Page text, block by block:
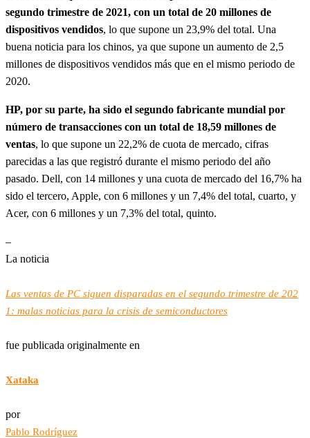
segundo trimestre de 2021, con un total de 20 millones de
dispositivos vendidos, lo que supone un 23,9% del total. Una
buena noticia para los chinos, ya que supone un aumento de 2,5
millones de dispositivos vendidos más que en el mismo periodo de
2020.
HP, por su parte, ha sido el segundo fabricante mundial por
número de transacciones con un total de 18,59 millones de
ventas, lo que supone un 22,2% de cuota de mercado, cifras
parecidas a las que registró durante el mismo periodo del año
pasado. Dell, con 14 millones y una cuota de mercado del 16,7% ha
sido el tercero, Apple, con 6 millones y un 7,4% del total, cuarto, y
Acer, con 6 millones y un 7,3% del total, quinto.
–
La noticia
Las ventas de PC siguen disparadas en el segundo trimestre de 202
1: malas noticias para la crisis de semiconductores
fue publicada originalmente en
Xataka
por
Pablo Rodríguez